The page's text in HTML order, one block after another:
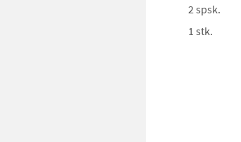
2 spsk.
1 stk.